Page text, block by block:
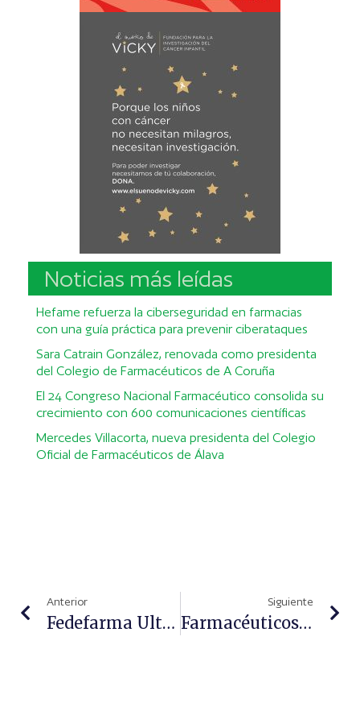
Noticias más leídas
Hefame refuerza la ciberseguridad en farmacias
con una guía práctica para prevenir ciberataques
Sara Catrain González, renovada como presidenta
del Colegio de Farmacéuticos de A Coruña
El 24 Congreso Nacional Farmacéutico consolida su
crecimiento con 600 comunicaciones científicas
Mercedes Villacorta, nueva presidenta del Colegio
Oficial de Farmacéuticos de Álava
Anterior
Fedefarma Ultima La Puesta En Marcha De Su Nuevo Centro Logístico En Palau-Solità I Plegamans
Siguiente
Farmacéuticos Presenta Su Nuevo Canal De TikTok En El Día Mundial De Las Redes Sociales